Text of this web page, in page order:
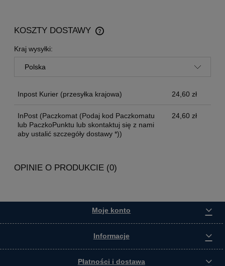
KOSZTY DOSTAWY
CENA NIE ZAWIERA EWENTUALNYCH KOSZTÓW
PŁATNOŚCI
Kraj wysyłki:
Inpost Kurier (przesyłka krajowa) 24,60 zł
InPost (Paczkomat (Podaj kod Paczkomatu
lub PaczkoPunktu lub skontaktuj się z nami
aby ustalić szczegóły dostawy *))
24,60 zł
OPINIE O PRODUKCIE (0)
Moje konto
Informacje
Płatności i dostawa